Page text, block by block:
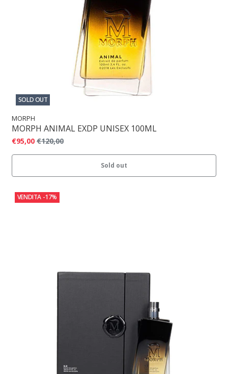
SOLD OUT
MORPH
MORPH ANIMAL EXDP UNISEX 100ML
€95,00 €120,00
Sold out
VENDITA -17%